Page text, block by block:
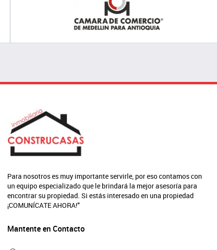
Para nosotros es muy importante servirle, por eso contamos con
un equipo especializado que le brindará la mejor asesoría para
encontrar su propiedad. Si estás interesado en una propiedad
¡COMUNÍCATE AHORA!"
Mantente en Contacto